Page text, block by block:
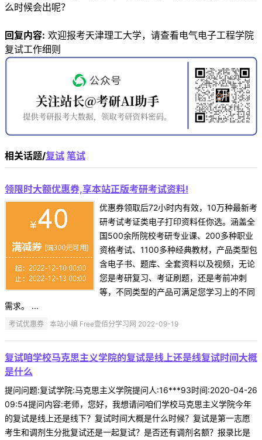
么时候会出呢？
回复内容: 欢迎报考天津理工大学，请查看电气电子工程学院
复试工作细则
相关话题/复试 笔试
领限时大额优惠券,享本站正版考研考试资料!
优惠券领取后72小时内有效，10万种最新考
研考试考证类电子打印资料任你选。涵盖全
国500余所院校考研专业课、200多种职业
资格考试、1100多种经典教材，产品类型包
含电子书、题库、全套资料以及视频，无论
您是考研复习、考证刷题，还是考前冲刺
等，不同类型的产品可满足您学习上的不同
需求。 ...
考试优惠券 本站小编 Free壹佰分学习网 2022-09-19
复试咱学校马克思主义学院的复试是线上还是线复试时间大概
是什么
提问问题:复试学院:马克思主义学院提问人:16***93时间:2020-04-26
09:54提问内容:老师，您好，我想请问咱们学校马克思主义学院今年
的复试是线上还是线下？复试时间大概是什么时候？复试是第一志愿
考生和调剂生分批复试还是一起复试？是否还有调剂名额？报录比是